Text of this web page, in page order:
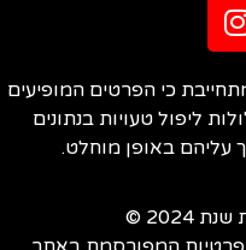
כי הפרטים המופיעים
ליפול טעויות בנתונים
עליהם באופן מוחלט.
©